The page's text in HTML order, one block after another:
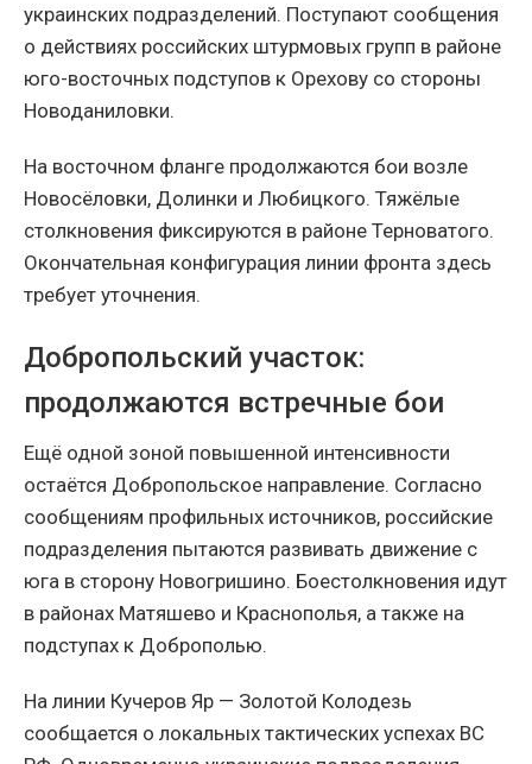
украинских подразделений. Поступают сообщения
о действиях российских штурмовых групп в районе
юго-восточных подступов к Орехову со стороны
Новоданиловки.
На восточном фланге продолжаются бои возле
Новосёловки, Долинки и Любицкого. Тяжёлые
столкновения фиксируются в районе Терноватого.
Окончательная конфигурация линии фронта здесь
требует уточнения.
Добропольский участок:
продолжаются встречные бои
Ещё одной зоной повышенной интенсивности
остаётся Добропольское направление. Согласно
сообщениям профильных источников, российские
подразделения пытаются развивать движение с
юга в сторону Новогришино. Боестолкновения идут
в районах Матяшево и Краснополья, а также на
подступах к Доброполью.
На линии Кучеров Яр — Золотой Колодезь
сообщается о локальных тактических успехах ВС